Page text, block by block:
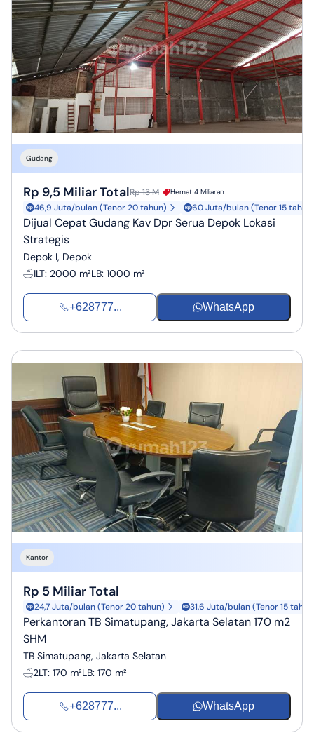
Gudang
Rp 9,5 Miliar TotalRp 13 M Hemat 4 Miliaran
46,9 Juta/bulan (Tenor 20 tahun) 60 Juta/bulan (Tenor 15
Dijual Cepat Gudang Kav Dpr Serua Depok Lokasi
Strategis
Depok I, Depok
1LT: 2000 m²LB: 1000 m²
+628777... WhatsApp
Kantor
Rp 5 Miliar Total
24,7 Juta/bulan (Tenor 20 tahun) 31,6 Juta/bulan (Tenor 15
Perkantoran TB Simatupang, Jakarta Selatan 170 m2
SHM
TB Simatupang, Jakarta Selatan
2LT: 170 m²LB: 170 m²
+628777... WhatsApp